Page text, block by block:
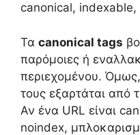
canonical, indexable,
Τα canonical tags
παρόμοιες ή
περιεχομένου.
τους εξαρτάται από
Αν ένα URL είναι
noindex,